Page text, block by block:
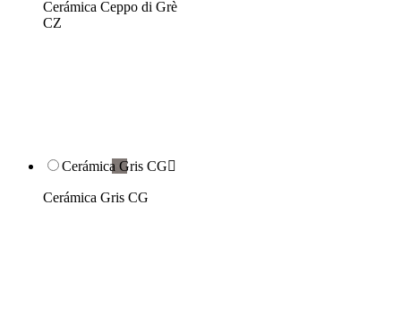
Cerámica Ceppo di Grè
CZ
Cerámica Gris CG
Cerámica Gris CG